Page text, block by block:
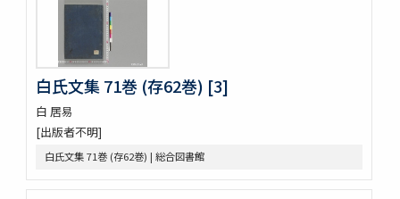
一宮巡詣記抜粹 2巻 (存1巻)
花街漫録 2巻
北女閭起原 3巻
日蓮聖人註画畫讃 5巻
をりをりくさ 4巻
増補洞房語園 2巻
高尾考
源語秘訣
白氏文集 71巻 (存62巻) [3]
白 居易
[出版者不明]
白氏文集 71巻 (存62巻) | 総合図書館